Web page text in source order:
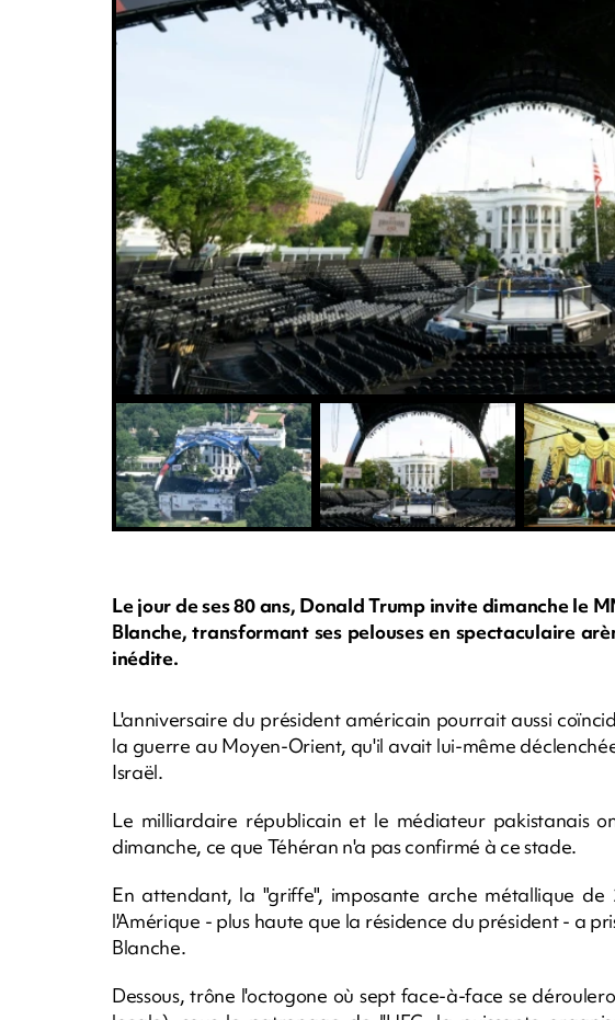
Le jour de ses 80 ans, Donald Trump invite dimanche le
Blanche, transformant ses pelouses en spectaculaire
inédite.
L'anniversaire du président américain pourrait aussi
la guerre au Moyen-Orient, qu'il avait lui-même
Israël.
Le milliardaire républicain et le médiateur pakistanais
dimanche, ce que Téhéran n'a pas confirmé à ce stade.
En attendant, la "griffe", imposante arche métallique
l'Amérique - plus haute que la résidence du président - a
Blanche.
Dessous, trône l'octogone où sept face-à-face se